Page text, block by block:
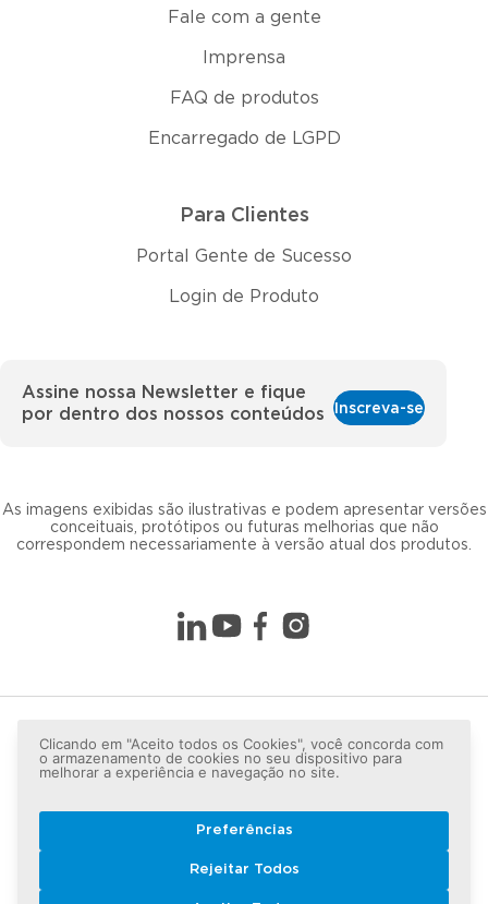
Fale com a gente
Imprensa
FAQ de produtos
Encarregado de LGPD
Para Clientes
Portal Gente de Sucesso
Login de Produto
As imagens exibidas são ilustrativas e podem apresentar versões
conceituais, protótipos ou futuras melhorias que não
correspondem necessariamente à versão atual dos produtos.
Assine nossa Newsletter e fique
por dentro dos nossos conteúdos
Inscreva-se
Copyright © 2026 LG lugar de gente - Todos os direitos
reservados.
Clicando em "Aceito todos os Cookies", você concorda com
o armazenamento de cookies no seu dispositivo para
melhorar a experiência e navegação no site.
Preferências
Rejeitar Todos